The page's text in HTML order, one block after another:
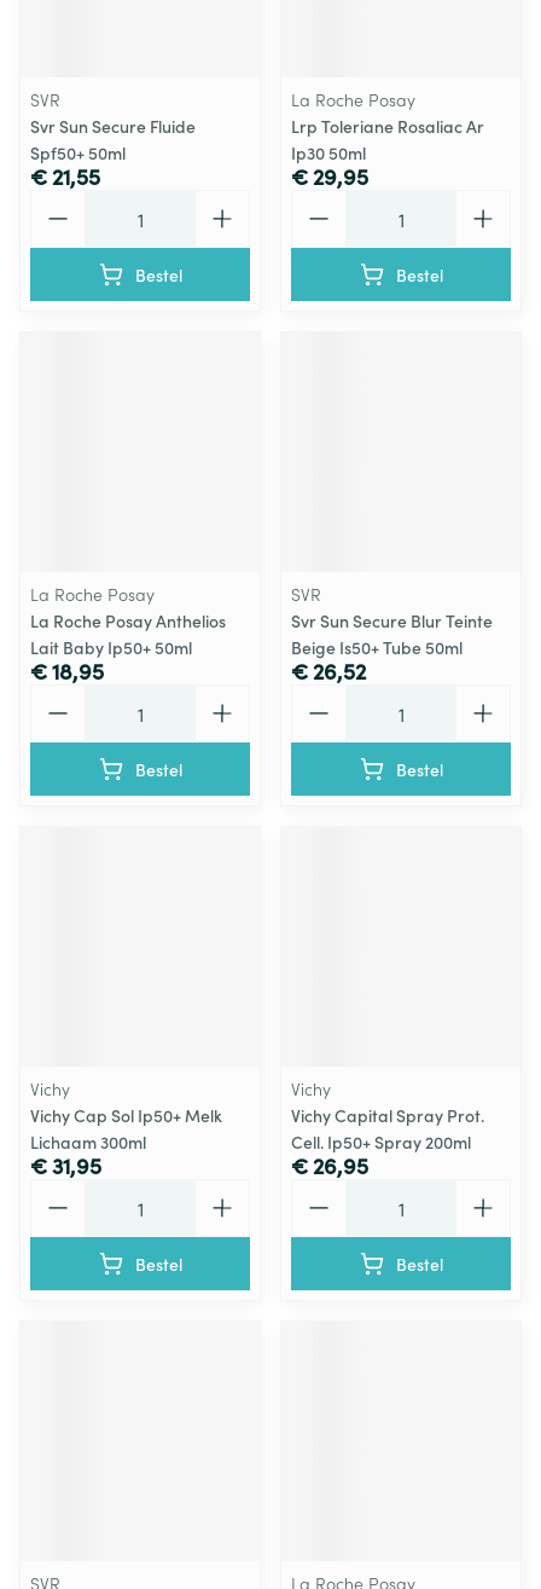
SVR
Svr Sun Secure Fluide
Spf50+ 50ml
€ 21,55
Bestel
La Roche Posay
Lrp Toleriane Rosaliac Ar
Ip30 50ml
€ 29,95
Bestel
La Roche Posay
La Roche Posay Anthelios
Lait Baby Ip50+ 50ml
€ 18,95
Bestel
SVR
Svr Sun Secure Blur Teinte
Beige Is50+ Tube 50ml
€ 26,52
Bestel
Vichy
Vichy Cap Sol Ip50+ Melk
Lichaam 300ml
€ 31,95
Bestel
Vichy
Vichy Capital Spray Prot.
Cell. Ip50+ Spray 200ml
€ 26,95
Bestel
SVR La Roche Posay